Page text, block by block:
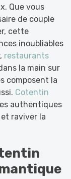
Que vous
de couple
cette
inoubliables
restaurants
la main sur
composent la
Cotentin
authentiques
raviver la